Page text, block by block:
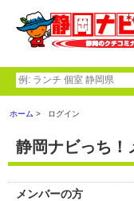
ホーム ログイン
静岡ナビっち！
メンバーの方